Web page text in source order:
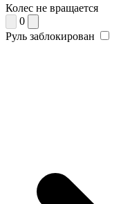
Колес не вращается
0
Руль заблокирован